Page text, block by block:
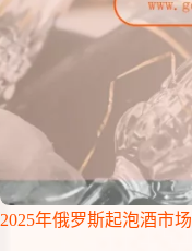
2025年俄罗斯起泡酒市场